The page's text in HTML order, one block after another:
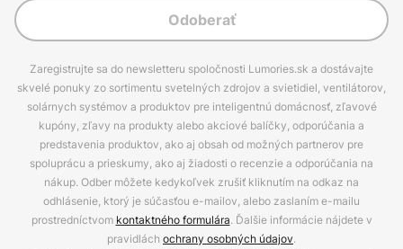
Odoberať
Zaregistrujte sa do newsletteru spoločnosti Lumories.sk a dostávajte
skvelé ponuky zo sortimentu svetelných zdrojov a svietidiel, ventilátorov,
solárnych systémov a produktov pre inteligentnú domácnosť, zľavové
kupóny, zľavy na produkty alebo akciové balíčky, odporúčania a
predstavenia produktov, ako aj obsah od možných partnerov pre
spoluprácu a prieskumy, ako aj žiadosti o recenzie a odporúčania na
nákup. Odber môžete kedykoľvek zrušiť kliknutím na odkaz na
odhlásenie, ktorý je súčasťou e-mailov, alebo zaslaním e-mailu
prostredníctvom kontaktného formulára. Ďalšie informácie nájdete v
pravidlách ochrany osobných údajov.